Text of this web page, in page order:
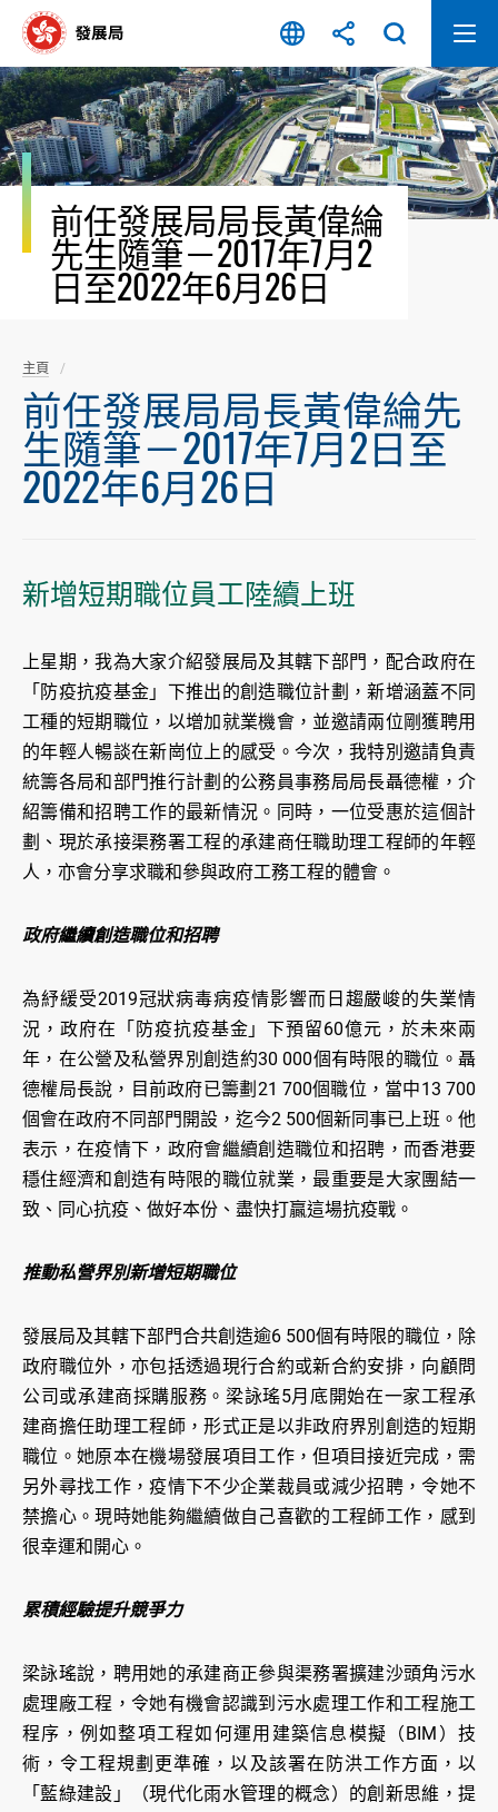
容
開
始
前任發展局局長黃偉綸
先生隨筆－2017年7月2
日至2022年6月26日
主頁
前任發展局局長黃偉綸先
生隨筆－2017年7月2日至
2022年6月26日
新增短期職位員工陸續上班
上星期，我為大家介紹發展局及其轄下部門，配合政府在
「防疫抗疫基金」下推出的創造職位計劃，新增涵蓋不同
工種的短期職位，以增加就業機會，並邀請兩位剛獲聘用
的年輕人暢談在新崗位上的感受。今次，我特別邀請負責
統籌各局和部門推行計劃的公務員事務局局長聶德權，介
紹籌備和招聘工作的最新情況。同時，一位受惠於這個計
劃、現於承接渠務署工程的承建商任職助理工程師的年輕
人，亦會分享求職和參與政府工務工程的體會。
政府繼續創造職位和招聘
為紓緩受2019冠狀病毒病疫情影響而日趨嚴峻的失業情
況，政府在「防疫抗疫基金」下預留60億元，於未來兩
年，在公營及私營界別創造約30 000個有時限的職位。聶
德權局長說，目前政府已籌劃21 700個職位，當中13 700
個會在政府不同部門開設，迄今2 500個新同事已上班。他
表示，在疫情下，政府會繼續創造職位和招聘，而香港要
穩住經濟和創造有時限的職位就業，最重要是大家團結一
致、同心抗疫、做好本份、盡快打贏這場抗疫戰。
推動私營界別新增短期職位
發展局及其轄下部門合共創造逾6 500個有時限的職位，除
政府職位外，亦包括透過現行合約或新合約安排，向顧問
公司或承建商採購服務。梁詠瑤5月底開始在一家工程承
建商擔任助理工程師，形式正是以非政府界別創造的短期
職位。她原本在機場發展項目工作，但項目接近完成，需
另外尋找工作，疫情下不少企業裁員或減少招聘，令她不
禁擔心。現時她能夠繼續做自己喜歡的工程師工作，感到
很幸運和開心。
累積經驗提升競爭力
梁詠瑤說，聘用她的承建商正參與渠務署擴建沙頭角污水
處理廠工程，令她有機會認識到污水處理工作和工程施工
程序，例如整項工程如何運用建築信息模擬（BIM）技
術，令工程規劃更準確，以及該署在防洪工作方面，以
「藍綠建設」（現代化雨水管理的概念）的創新思維，提